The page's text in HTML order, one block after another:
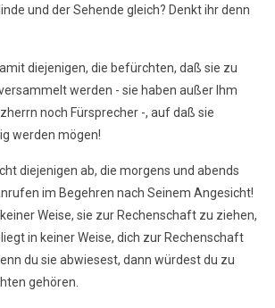
und der Sehende gleich? Denkt ihr denn
diejenigen, die befürchten, daß sie zu
werden - sie haben außer Ihm
noch Fürsprecher -, auf daß sie
werden mögen!
diejenigen ab, die morgens und abends
im Begehren nach Seinem Angesicht!
Weise, sie zur Rechenschaft zu ziehen,
in keiner Weise, dich zur Rechenschaft
du sie abwiesest, dann würdest du zu
gehören.